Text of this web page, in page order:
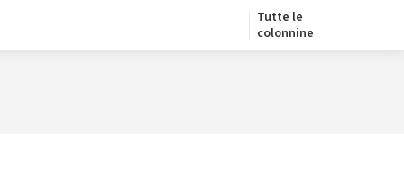
Tutte le
colonnine